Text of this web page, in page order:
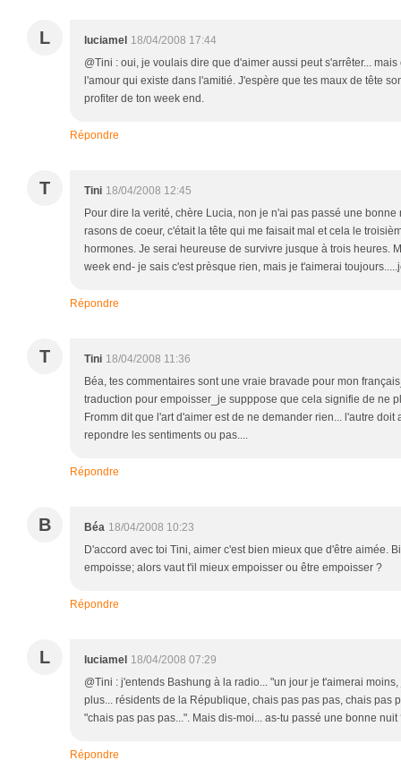
L luciamel 18/04/2008 17:44
@Tini : oui, je voulais dire que d'aimer aussi peut s'arrêter...
l'amour qui existe dans l'amitié. J'espère que tes maux de tête
profiter de ton week end.
Répondre
T Tini 18/04/2008 12:45
Pour dire la verité, chère Lucia, non je n'ai pas passé une
rasons de coeur, c'était la tête qui me faisait mal et cela le
hormones. Je serai heureuse de survivre jusque à trois heures.
week end- je sais c'est prèsque rien, mais je t'aimerai
Répondre
T Tini 18/04/2008 11:36
Béa, tes commentaires sont une vraie bravade pour mon
traduction pour empoisser_je supppose que cela signifie de ne
Fromm dit que l'art d'aimer est de ne demander rien... l'autre
repondre les sentiments ou pas....
Répondre
B Béa 18/04/2008 10:23
D'accord avec toi Tini, aimer c'est bien mieux que d'être aimée.
empoisse; alors vaut t'il mieux empoisser ou être empoisser ?
Répondre
L luciamel 18/04/2008 07:29
@Tini : j'entends Bashung à la radio... "un jour je t'aimerai
plus... résidents de la République, chais pas pas pas, chais pas
"chais pas pas pas...". Mais dis-moi... as-tu passé une bonne nuit
Répondre